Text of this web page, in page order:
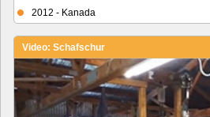
2012 - Kanada
Video: Schafschur